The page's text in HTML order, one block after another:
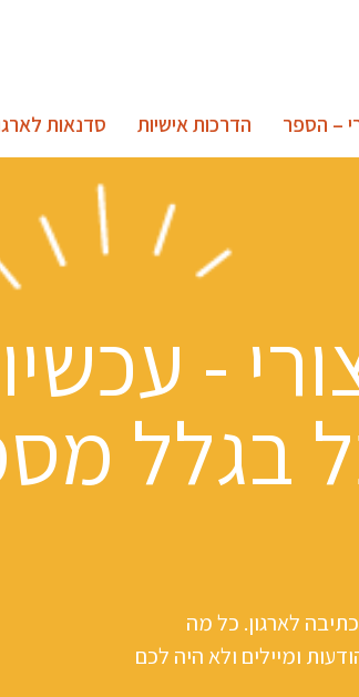
– הספר הדרכות אישיות סדנאות
-
בגלל
לארגון. כל מה
ומיילים ולא היה לכם